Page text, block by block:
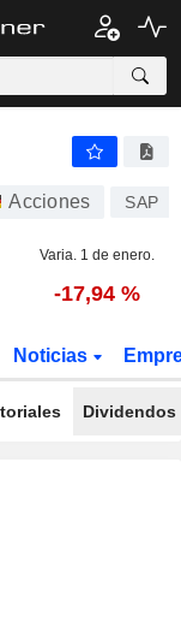
Acciones SAP
Varia. 1 de enero.
-17,94 %
Noticias